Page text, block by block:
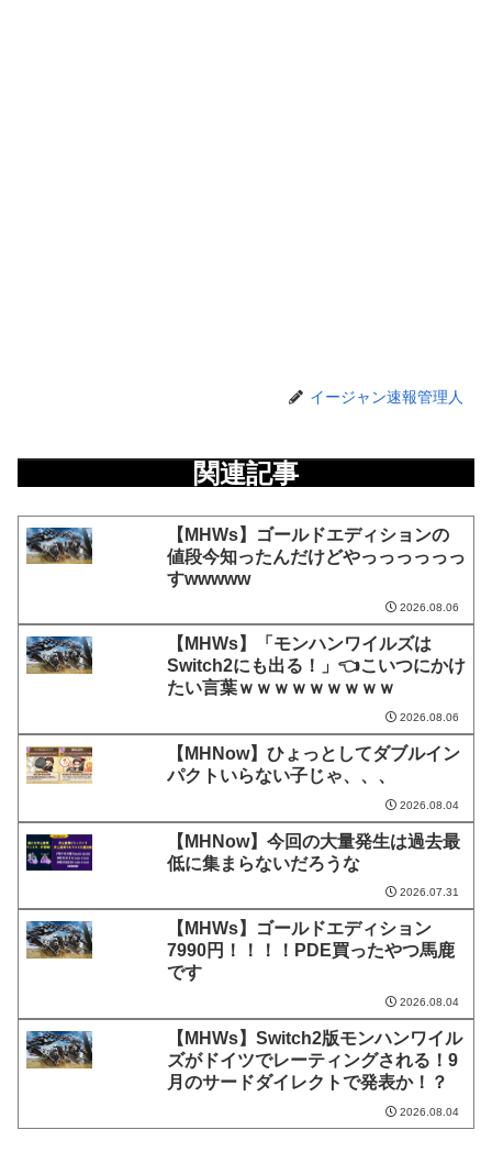
イージャン速報管理人
関連記事
【MHWs】ゴールドエディションの
値段今知ったんだけどやっっっっっっ
すwwwww
2026.08.06
【MHWs】「モンハンワイルズは
Switch2にも出る！」👈こいつにかけ
たい言葉ｗｗｗｗｗｗｗｗｗ
2026.08.06
【MHNow】ひょっとしてダブルイン
パクトいらない子じゃ、、、
2026.08.04
【MHNow】今回の大量発生は過去最
低に集まらないだろうな
2026.07.31
【MHWs】ゴールドエディション
7990円！！！！PDE買ったやつ馬鹿
です
2026.08.04
【MHWs】Switch2版モンハンワイル
ズがドイツでレーティングされる！9
月のサードダイレクトで発表か！？
2026.08.04